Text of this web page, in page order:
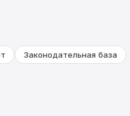
Законодательная база